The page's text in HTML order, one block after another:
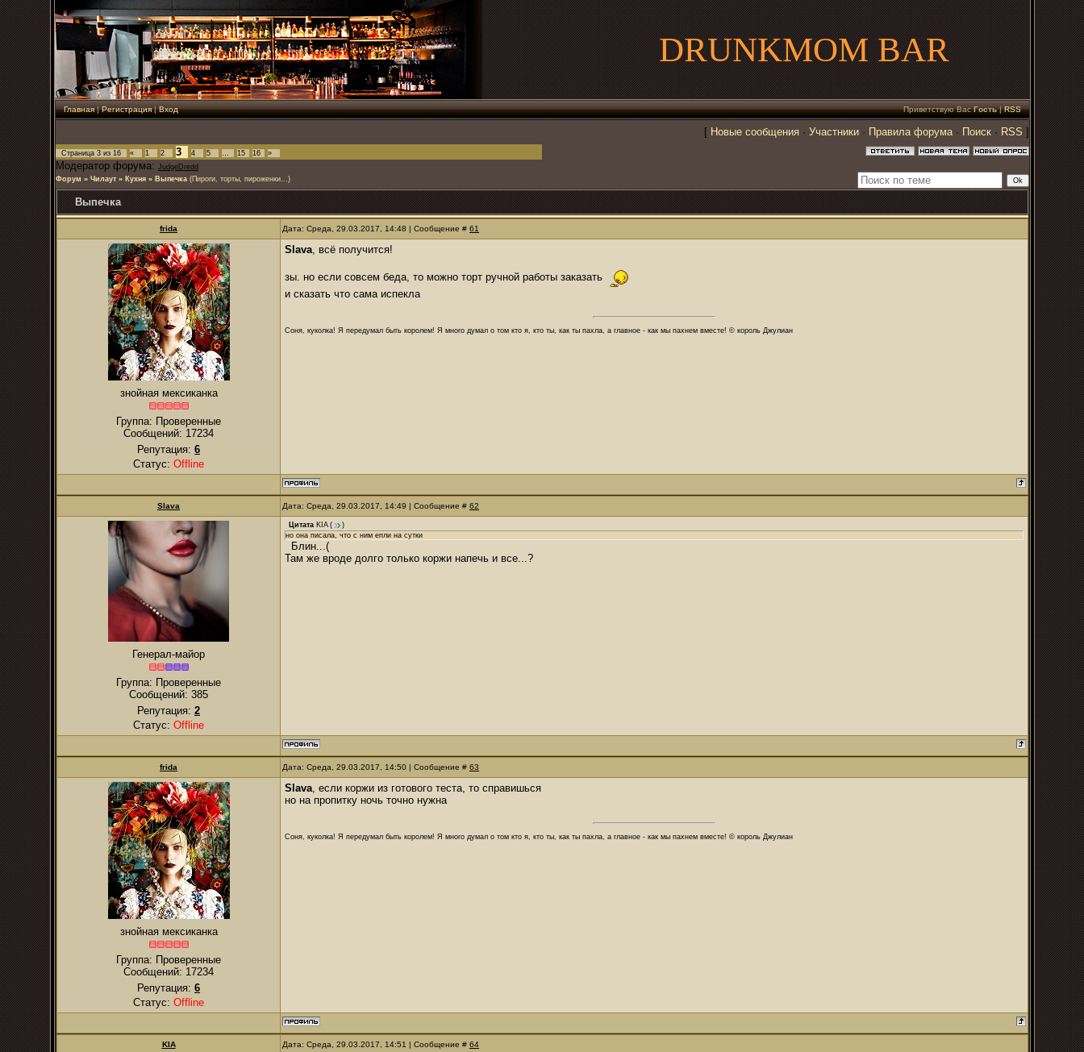
DRUNKMOM BAR
Главная|Регистрация|Вход Приветствую Вас Гость|RSS
[ Новые сообщения · Участники · Правила форума· Поиск · RSS ]
Страница 3 из 16 « 1 2 3 4 5 … 15 16 »
Модератор форума: JudgeDredd
Форум » Чилаут » Кухня » Выпечка (Пироги, торты, пироженки...)
Выпечка
frida Дата: Среда, 29.03.2017, 14:48 | Сообщение # 61
знойная мексиканка
Группа: Проверенные
Сообщений: 17234
Репутация: 6
Статус: Offline
Slava, всё получится!
зы. но если совсем беда, то можно торт ручной работы заказать
и сказать что сама испекла
Соня, куколка! Я передумал быть королем! Я много думал о том кто я, кто ты, как ты пахла, а главное - как мы пахнем вместе! © король Джулиан
Slava Дата: Среда, 29.03.2017, 14:49 | Сообщение # 62
Генерал-майор
Группа: Проверенные
Сообщений: 385
Репутация: 2
Статус: Offline
Цитата KIA(
)
но она писала, что с ним епли на сутки
Блин...(
Там же вроде долго только коржи напечь и все...?
frida Дата: Среда, 29.03.2017, 14:50 | Сообщение # 63
знойная мексиканка
Группа: Проверенные
Сообщений: 17234
Репутация: 6
Статус: Offline
Slava, если коржи из готового теста, то справишься
но на пропитку ночь точно нужна
Соня, куколка! Я передумал быть королем! Я много думал о том кто я, кто ты, как ты пахла, а главное - как мы пахнем вместе! © король Джулиан
KIA Дата: Среда, 29.03.2017, 14:51 | Сообщение # 64